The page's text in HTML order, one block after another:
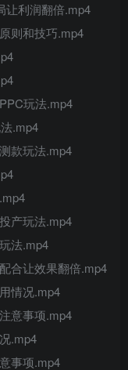
让利润翻倍.mp4
则和技巧.mp4
玩法.mp4
.mp4
款玩法.mp4
产玩法.mp4
法.mp4
合让效果翻倍.mp4
情况.mp4
意事项.mp4
.mp4
事项.mp4